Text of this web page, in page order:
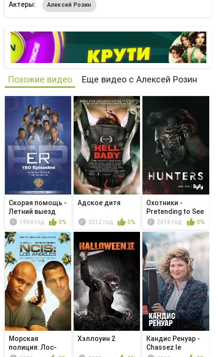
Актеры: Алексей Розин
Похожие видео Еще видео с Алексей Розин
Скорая помощь -
Летний выезд
1994 год 0%
Адское дитя
2012 год 0%
Охотники -
Pretending to See
the Future
2016 год 0%
Морская
полиция: Лос-
Хэллоуин 2
Кандис Ренуар -
Chassez le